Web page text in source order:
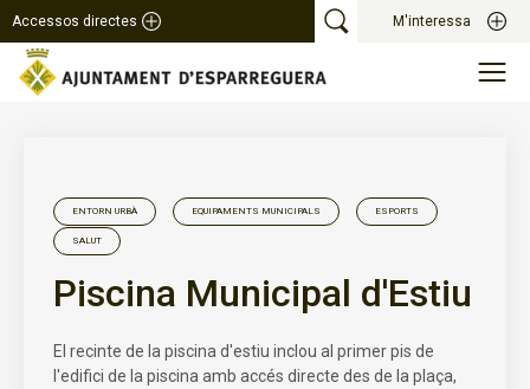
Accessos directes M'interessa
ENTORN URBÀ EQUIPAMENTS MUNICIPALS ESPORTS
SALUT
Piscina Municipal d'Estiu
El recinte de la piscina d'estiu inclou al primer pis de
l'edifici de la piscina amb accés directe des de la plaça,